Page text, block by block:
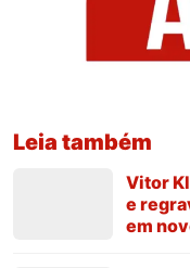
Leia também
Vitor
e
em